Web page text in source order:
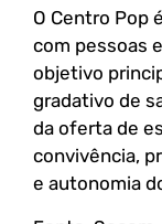
O Centro Pop
com pessoas
objetivo
gradativo de
da oferta de
convivência,
e autonomia